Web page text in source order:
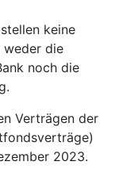
keine
weder die
noch die
Verträgen der
2023.